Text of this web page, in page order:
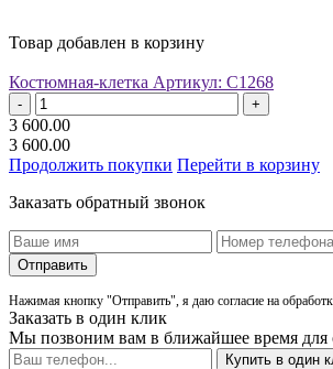
Товар добавлен в корзину
Костюмная-клетка Артикул: С1268
- +
3 600.00
3 600.00
Продолжить покупки Перейти в корзину
Заказать обратный звонок
Отправить
Нажимая кнопку "Отправить", я даю согласие на
Заказать в один клик
Мы позвоним вам в ближайшее время для
Купить в один